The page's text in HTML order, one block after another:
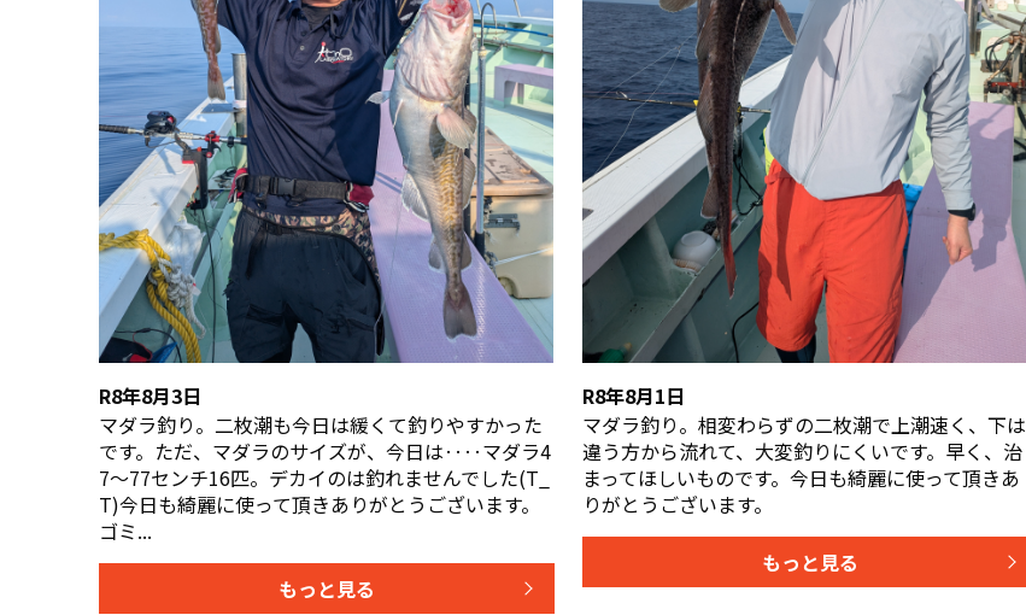
R8年8月3日
マダラ釣り。二枚潮も今日は緩くて釣りやすかった
です。ただ、マダラのサイズが、今日は‥‥マダラ4
7〜77センチ16匹。デカイのは釣れませんでした(T_
T)今日も綺麗に使って頂きありがとうございます。
ゴミ...
もっと見る
R8年8月1日
マダラ釣り。相変わらずの二枚潮で上潮速く、下は
違う方から流れて、大変釣りにくいです。早く、治
まってほしいものです。今日も綺麗に使って頂きあ
りがとうございます。
もっと見る